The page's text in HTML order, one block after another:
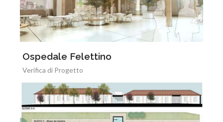
Ospedale Felettino
Verifica di Progetto